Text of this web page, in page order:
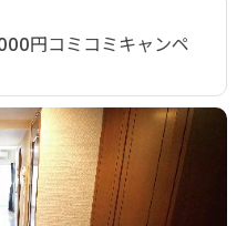
円コミコミキャンペ